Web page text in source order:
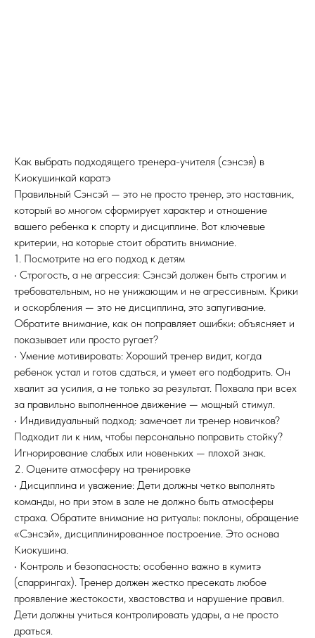
Как выбрать подходящего тренера-учителя (сэнсэя) в
Киокушинкай каратэ
Правильный Сэнсэй — это не просто тренер, это наставник,
который во многом сформирует характер и отношение
вашего ребенка к спорту и дисциплине. Вот ключевые
критерии, на которые стоит обратить внимание.
1. Посмотрите на его подход к детям
• Строгость, а не агрессия: Сэнсэй должен быть строгим и
требовательным, но не унижающим и не агрессивным. Крики
и оскорбления — это не дисциплина, это запугивание.
Обратите внимание, как он поправляет ошибки: объясняет и
показывает или просто ругает?
• Умение мотивировать: Хороший тренер видит, когда
ребенок устал и готов сдаться, и умеет его подбодрить. Он
хвалит за усилия, а не только за результат. Похвала при всех
за правильно выполненное движение — мощный стимул.
• Индивидуальный подход: замечает ли тренер новичков?
Подходит ли к ним, чтобы персонально поправить стойку?
Игнорирование слабых или новеньких — плохой знак.
2. Оцените атмосферу на тренировке
• Дисциплина и уважение: Дети должны четко выполнять
команды, но при этом в зале не должно быть атмосферы
страха. Обратите внимание на ритуалы: поклоны, обращение
«Сэнсэй», дисциплинированное построение. Это основа
Киокушина.
• Контроль и безопасность: особенно важно в кумитэ
(спаррингах). Тренер должен жестко пресекать любое
проявление жестокости, хвастовства и нарушение правил.
Дети должны учиться контролировать удары, а не просто
драться.